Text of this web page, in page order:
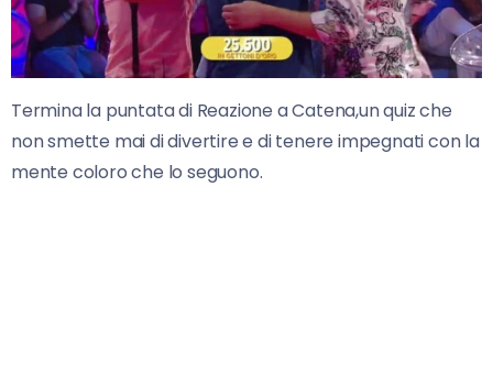
Termina la puntata di Reazione a Catena,un quiz che
non smette mai di divertire e di tenere impegnati con la
mente coloro che lo seguono.